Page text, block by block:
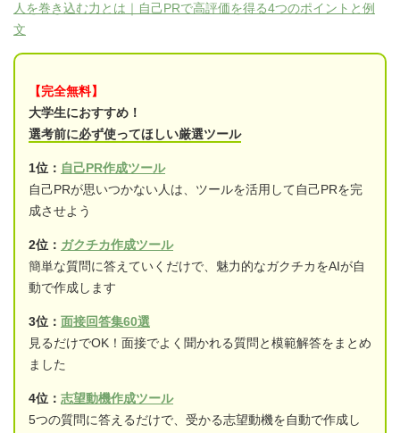
人を巻き込む力とは｜自己PRで高評価を得る4つのポイントと例
文
【完全無料】
大学生におすすめ！
選考前に必ず使ってほしい厳選ツール
1位： 自己PR作成ツール
自己PRが思いつかない人は、ツールを活用して自己PRを完
成させよう
2位： ガクチカ作成ツール
簡単な質問に答えていくだけで、魅力的なガクチカをAIが自
動で作成します
3位： 面接回答集60選
見るだけでOK！面接でよく聞かれる質問と模範解答をまとめ
ました
4位： 志望動機作成ツール
5つの質問に答えるだけで、受かる志望動機を自動で作成し